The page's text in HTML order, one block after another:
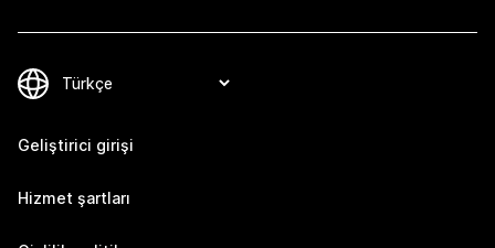
Geliştirici girişi
Hizmet şartları